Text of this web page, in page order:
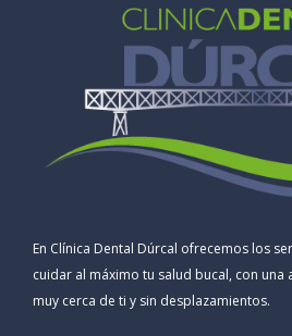
En Clínica Dental Dúrcal ofrecemos los
cuidar al máximo tu salud bucal, con una
muy cerca de ti y sin desplazamientos.